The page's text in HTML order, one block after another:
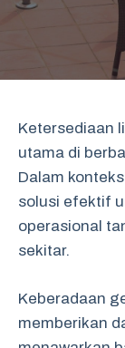
Ketersediaan
utama di
Dalam
solusi efektif
operasional
sekitar.
Keberadaan
memberikan